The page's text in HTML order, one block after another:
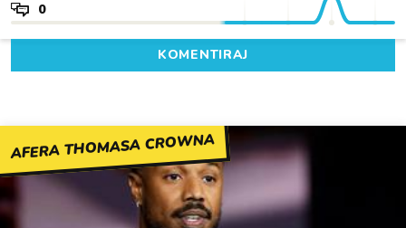
0
KOMENTIRAJ
AFERA THOMASA CROWNA